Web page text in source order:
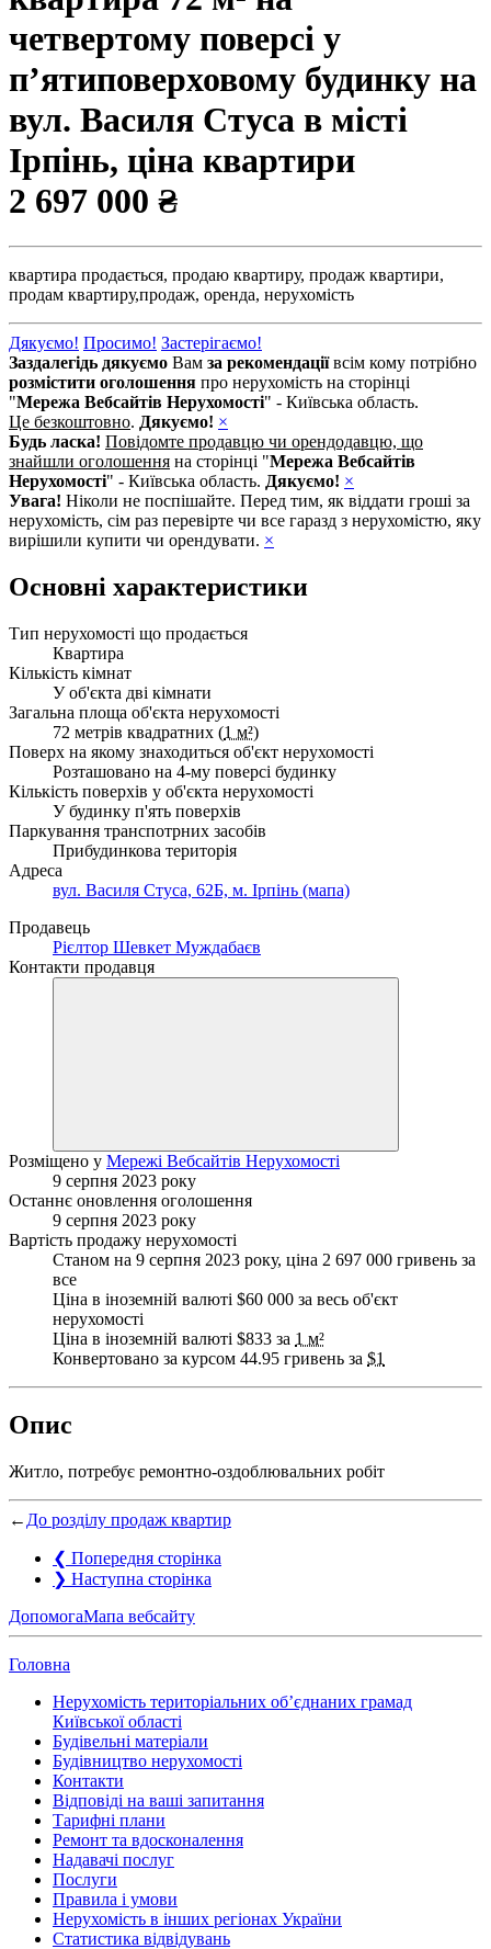
четвертому поверсі у
п’ятиповерховому будинку на
вул. Василя Стуса в місті
Ірпінь, ціна квартири
2 697 000 ₴
квартира продається, продаю квартиру, продаж квартири,
продам квартиру,продаж, оренда, нерухомість
Дякуємо! Просимо! Застерігаємо!
Заздалегідь дякуємо Вам за рекомендаціївсім кому потрібно
розмістити оголошення про нерухомість на сторінці
"Мережа Вебсайтів Нерухомості" - Київська область.
Це безкоштовно. Дякуємо! ×
Будь ласка! Повідомте продавцю чи орендодавцю, що
знайшли оголошення на сторінці "Мережа Вебсайтів
Нерухомості" - Київська область. Дякуємо! ×
Увага! Ніколи не поспішайте. Перед тим, як віддати гроші за
нерухомість, сім раз перевірте чи все гаразд з нерухомістю, яку
вирішили купити чи орендувати. ×
Основні характеристики
Тип нерухомості що продається
Квартира
Кількість кімнат
У об'єкта дві кімнати
Загальна площа об'єкта нерухомості
72 метрів квадратних (1 м²)
Поверх на якому знаходиться об'єкт нерухомості
Розташовано на 4-му поверсі будинку
Кількість поверхів у об'єкта нерухомості
У будинку п'ять поверхів
Паркування транспотрних засобів
Прибудинкова територія
Адреса
вул. Василя Стуса, 62Б, м. Ірпінь (мапа)
Продавець
Рієлтор Шевкет Муждабаєв
Контакти продавця
Розміщено у Мережі Вебсайтів Нерухомості
9 серпня 2023 року
Останнє оновлення оголошення
9 серпня 2023 року
Вартість продажу нерухомості
Станом на 9 серпня 2023 року, ціна 2 697 000 гривень за
все
Ціна в іноземній валюті $60 000 за весь об'єкт
нерухомості
Ціна в іноземній валюті $833 за 1 м²
Конвертовано за курсом 44.95 гривень за $1
Опис
Житло, потребує ремонтно-оздоблювальних робіт
← До розділу продаж квартир
❮ Попередня сторінка
❯ Наступна сторінка
ДопомогаМапа вебсайту
Головна
Нерухомість територіальних об’єднаних грамад
Київської області
Будівельні матеріали
Будівництво нерухомості
Контакти
Відповіді на ваші запитання
Тарифні плани
Ремонт та вдосконалення
Надавачі послуг
Послуги
Правила і умови
Нерухомість в інших регіонах України
Статистика відвідувань